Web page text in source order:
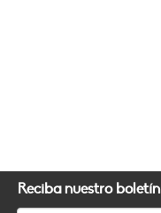
Reciba nuestro boletín